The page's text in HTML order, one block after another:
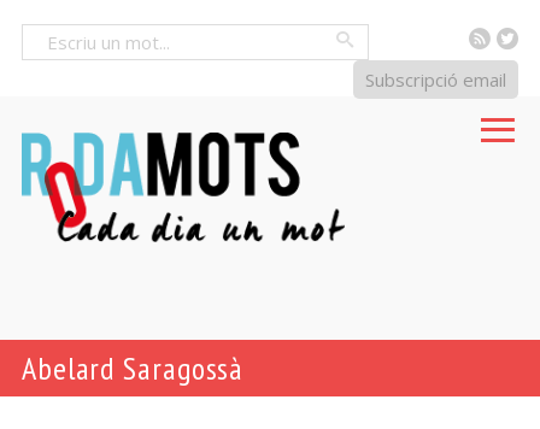
RSS
Subscripció email
Abelard Saragossà